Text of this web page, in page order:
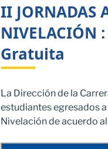
II JORNADAS
NIVELACIÓN
Gratuita
La Dirección de la
estudiantes egresados
Nivelación de acuerdo